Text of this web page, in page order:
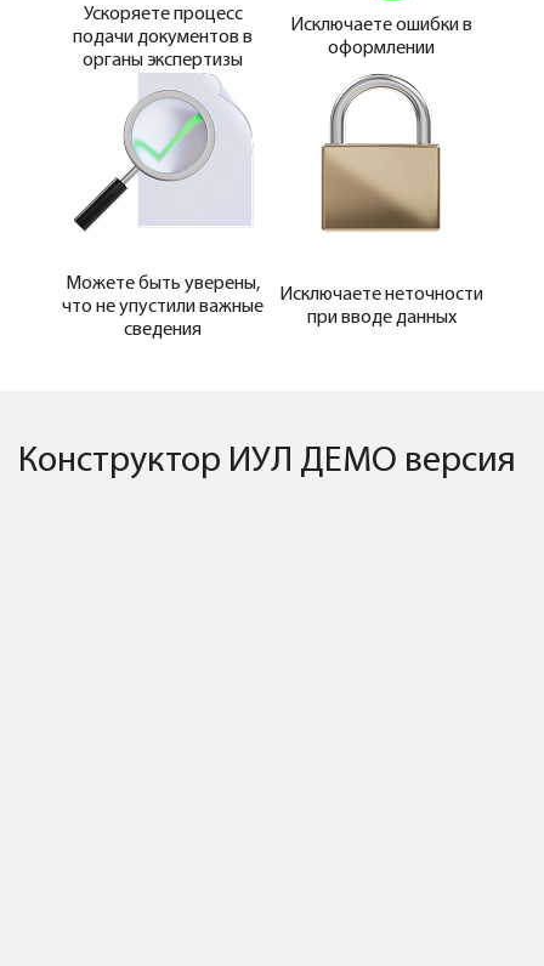
Ускоряете процесс
подачи документов в
органы экспертизы
Исключаете ошибки в
оформлении
Можете быть уверены,
что не упустили важные
сведения
Исключаете неточности
при вводе данных
Конструктор ИУЛ ДЕМО версия